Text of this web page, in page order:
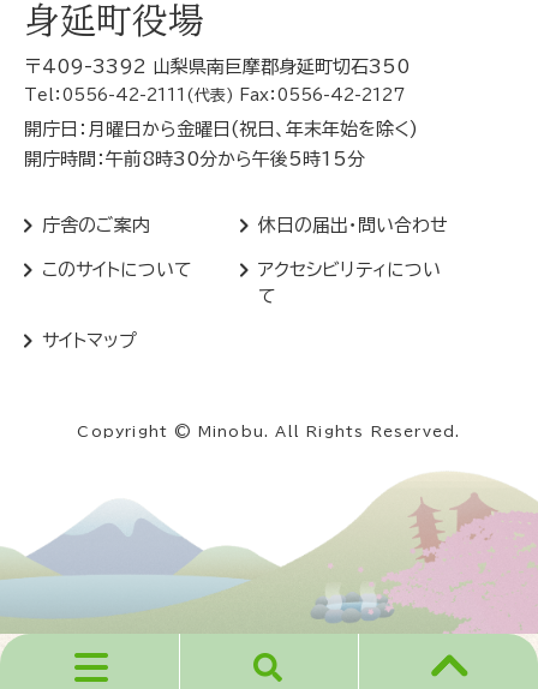
身延町役場
〒409-3392 山梨県南巨摩郡身延町切石350
Tel：0556-42-2111(代表) Fax：0556-42-2127
開庁日：月曜日から金曜日(祝日、年末年始を除く)
開庁時間：午前8時30分から午後5時15分
庁舎のご案内 休日の届出・問い合わせ
このサイトについて
アクセシビリティについ
て
サイトマップ
Copyright © Minobu. All Rights Reserved.